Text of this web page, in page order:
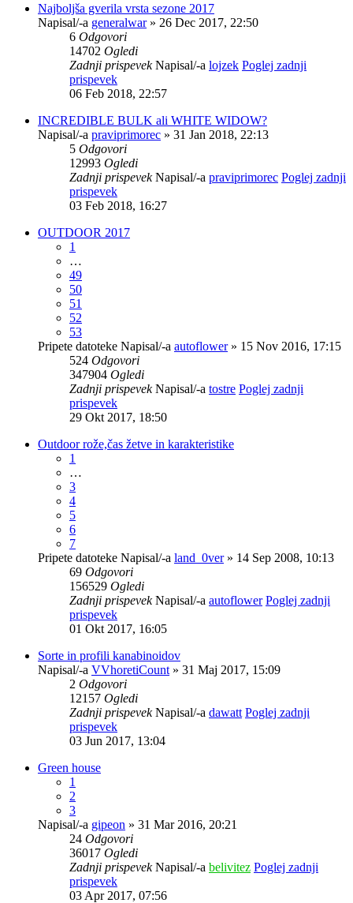
Najboljša gverila vrsta sezone 2017
Napisal/-a generalwar» 26 Dec 2017, 22:50
6 Odgovori
14702 Ogledi
Zadnji prispevekNapisal/-a lojzek Poglej zadnji
prispevek
06 Feb 2018, 22:57
INCREDIBLE BULK ali WHITE WIDOW?
Napisal/-a praviprimorec » 31 Jan 2018, 22:13
5 Odgovori
12993 Ogledi
Zadnji prispevekNapisal/-a praviprimorec Poglej zadnji
prispevek
03 Feb 2018, 16:27
OUTDOOR 2017
1
…
49
50
51
52
53
Pripete datoteke Napisal/-a autoflower» 15 Nov 2016, 17:15
524 Odgovori
347904 Ogledi
Zadnji prispevekNapisal/-a tostre Poglej zadnji
prispevek
29 Okt 2017, 18:50
Outdoor rože,čas žetve in karakteristike
1
…
3
4
5
6
7
Pripete datoteke Napisal/-a land_0ver» 14 Sep 2008, 10:13
69 Odgovori
156529 Ogledi
Zadnji prispevekNapisal/-a autoflower Poglej zadnji
prispevek
01 Okt 2017, 16:05
Sorte in profili kanabinoidov
Napisal/-a VVhoretiCount » 31 Maj 2017, 15:09
2 Odgovori
12157 Ogledi
Zadnji prispevekNapisal/-a dawatt Poglej zadnji
prispevek
03 Jun 2017, 13:04
Green house
1
2
3
Napisal/-a gipeon » 31 Mar 2016, 20:21
24 Odgovori
36017 Ogledi
Zadnji prispevekNapisal/-a belivitez Poglej zadnji
prispevek
03 Apr 2017, 07:56